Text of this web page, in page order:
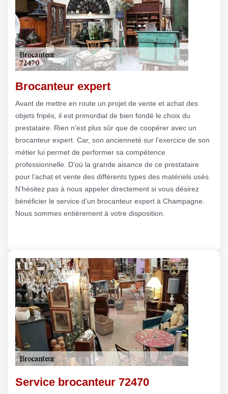
Brocanteur expert
Avant de mettre en route un projet de vente et achat des
objets fripés, il est primordial de bien fondé le choix du
prestataire. Rien n’est plus sûr que de coopérer avec un
brocanteur expert. Car, son ancienneté sur l’exercice de son
métier lui permet de performer sa compétence
professionnelle. D’où la grande aisance de ce prestataire
pour l’achat et vente des différents types des matériels usés.
N’hésitez pas à nous appeler directement si vous désirez
bénéficier le service d’un brocanteur expert à Champagne.
Nous sommes entièrement à votre disposition.
Service brocanteur 72470